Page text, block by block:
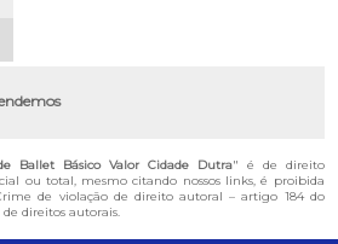
Ballet Básico Valor Cidade Dutra" é de direito
ou total, mesmo citando nossos links, é proibida
de violação de direito autoral – artigo 184 do
de direitos autorais.